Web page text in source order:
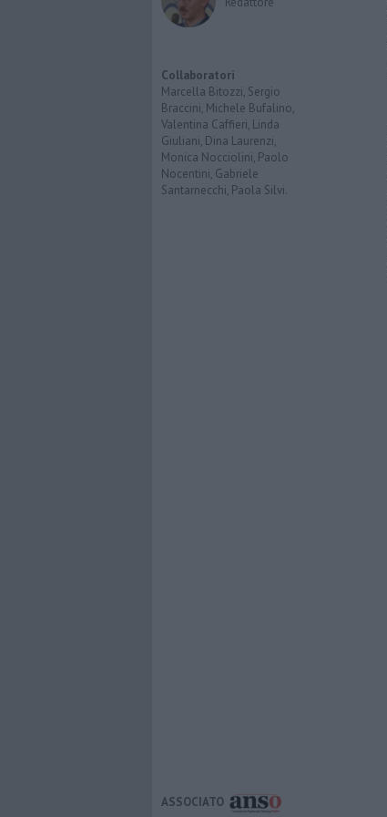
Collaboratori
Marcella Bitozzi, Sergio
Braccini, Michele Bufalino,
Valentina Caffieri, Linda
Giuliani, Dina Laurenzi,
Monica Nocciolini, Paolo
Nocentini, Gabriele
Santarnecchi, Paola Silvi.
ASSOCIATO